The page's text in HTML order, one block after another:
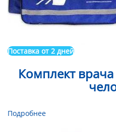
Поставка от 2 дней
Комплект
Подробнее